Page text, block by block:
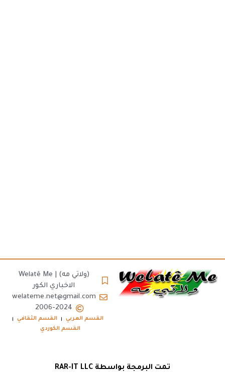
(ولاتي مه) | Welatê Me
الاخباري الكور
welateme.net@gmail.com
2006-2024
القسم العربي
القسم الثقافي
القسم الكوردي
تمت البرمجة بواسطة RAR-IT LLC